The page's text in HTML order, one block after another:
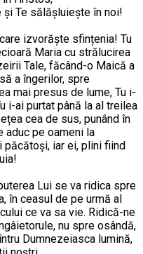
și Te sălășluiește în noi!
izvorăște sfințenia! Tu
Maria cu strălucirea
Tale, făcând-o Maică a
a îngerilor, spre
mai presus de lume, Tu i-
i-ai purtat până la al treilea
cea de sus, punând în
aduc pe oameni la
păcătoși, iar ei, plini fiind
Lui se va ridica spre
în ceasul de pe urmă al
ce va sa vie. Ridică-ne
nu spre osândă,
Dumnezeiasca lumină,